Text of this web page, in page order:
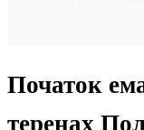
Початок
теренах